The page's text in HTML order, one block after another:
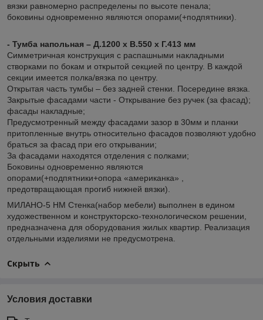
вязки равномерно распределены по высоте пенала;
боковины одновременно являются опорами(+подпятники).
- Тумба напольная – Д.1200 х В.550 х Г.413 мм
Симметричная конструкция с распашными накладными
створками по бокам и открытой секцией по центру. В каждой
секции имеется полка/вязка по центру.
Открытая часть тумбы – без задней стенки. Посередине вязка.
Закрытые фасадами части - Открывание без ручек (за фасад);
фасады накладные;
Предусмотренный между фасадами зазор в 30мм и планки
притопленные внутрь относительно фасадов позволяют удобно
браться за фасад при его открывании;
За фасадами находятся отделения с полками;
Боковины одновременно являются
опорами(+подпятники+опора «американка» ,
предотвращающая прогиб нижней вязки).
МИЛАНО-5 НМ Стенка(набор мебели) выполнен в едином
художественном и конструкторско-технологическом решении,
предназначена для оборудования жилых квартир. Реализация
отдельными изделиями не предусмотрена.
Скрыть
Условия доставки